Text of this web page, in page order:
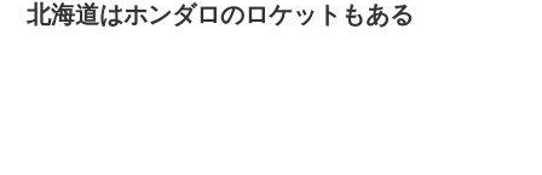
北海道はホンダロのロケットもある